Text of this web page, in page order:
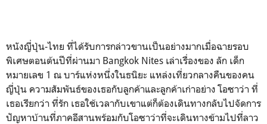
หนังญี่ปุ่น-ไทย ที่ได้รับการกล่าวขานเป็นอย่างมากเมื่อฉายรอบ
พิเศษตอนต้นปีที่ผ่านมา Bangkok Nites เล่าเรื่องของ ลัก เด็ก
หมายเลข 1 ณ บาร์แห่งหนึ่งในธนิยะ แหล่งเที่ยวกลางคืนของคน
ญี่ปุ่น ความสัมพันธ์ของเธอกับลูกค้าและลูกค้าเก่าอย่าง โอซาว่า ที่
เธอเรียกว่า ที่รัก เธอใช้เวลากับเขาแต่ก็ต้องเดินทางกลับไปจัดการ
ปัญหาบ้านที่ภาคอีสานพร้อมกับโอซาว่าที่จะเดินทางข้ามไปที่ลาว